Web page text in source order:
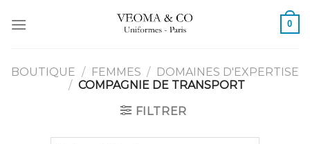
au
0
BOUTIQUE / FEMMES / DOMAINES D'EXPERTISE
/ COMPAGNIE DE TRANSPORT
FILTRER